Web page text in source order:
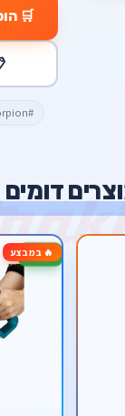
🛒
#Scorpion
דומים
🔥 במבצע-14%